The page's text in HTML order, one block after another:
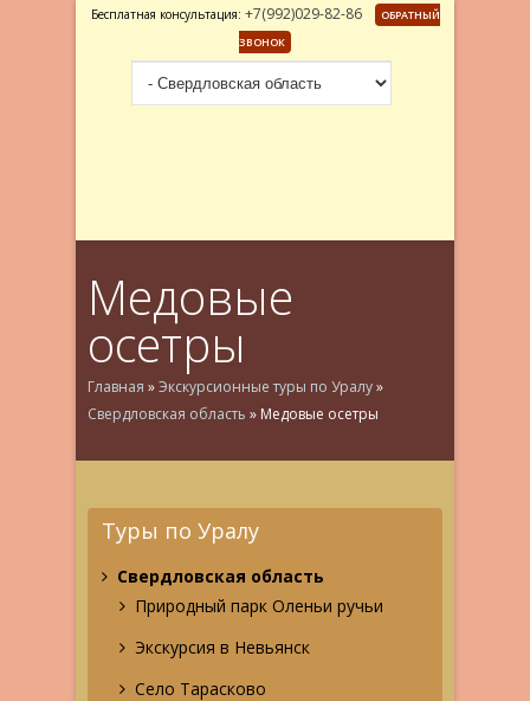
Бесплатная консультация: +7(992)029-82-86
ОБРАТНЫЙ
ЗВОНОК
Медовые
осетры
Главная »Экскурсионные туры по Уралу»
Свердловская область » Медовые осетры
Туры по Уралу
Свердловская область
Природный парк Оленьи ручьи
Экскурсия в Невьянск
Село Тарасково